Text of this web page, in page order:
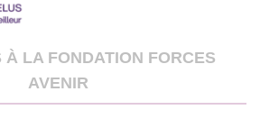
À LA FONDATION FORCES
AVENIR